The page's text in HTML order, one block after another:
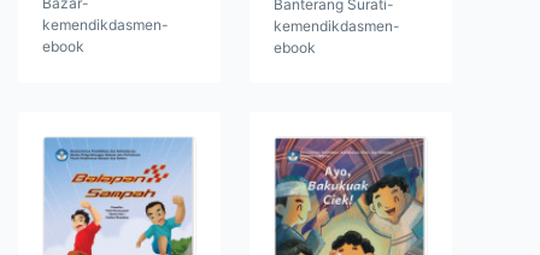
kemendikdasmen-
ebook
Banterang Surati-
kemendikdasmen-
ebook